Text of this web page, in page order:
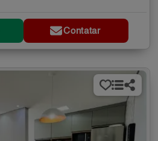
Contatar